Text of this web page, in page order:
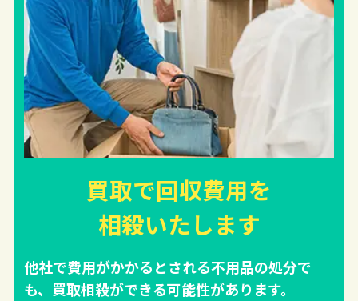
買取で回収費用を
相殺いたします
他社で費用がかかるとされる不用品の処分で
も、買取相殺ができる可能性があります。